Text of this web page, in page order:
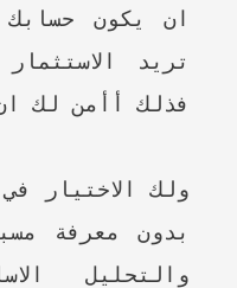
ان يكون
تريد
فذلك أأمن لك
ولك الاختيار في
بدون معرفة
والتحليل